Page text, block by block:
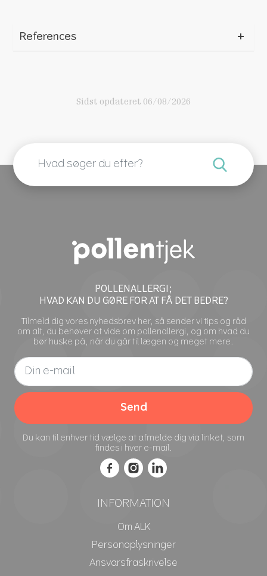
References
per/pollenallergi/vejret-og-pollen
allergi.dk/pollenservices/klimaforandringe
r/
om/allergi/pollenallergi/hvad-er-pollen/
4. Astma-allergi.dk, Længere og mer intens
https://www.astma-
intens-pollensaeson-i-danmark/
https://www.astma-allergi.dk/viden-
om/allergi/pollenallergi/typer-af-
pollen/birk/
6. Ritzau, Græspollen er nu i luften,
https://via.ritzau.dk/pressemeddelelse/13
573471/graespollen-er-nu-i-luften?
publisherId=2265088
https://www.allergiguiden.dk/da/allergity
per/pollenallergi/vejret-og-pollen
Sidst opdateret 06/08/2026
POLLENALLERGI;
HVAD KAN DU GØRE FOR AT FÅ DET BEDRE?
Tilmeld dig vores nyhedsbrev her, så sender vi tips og råd
om alt, du behøver at vide om pollenallergi, og om hvad du
bør huske på, når du går til lægen og meget mere.
Send
Du kan til enhver tid vælge at afmelde dig via linket, som
findes i hver e-mail.
INFORMATION
Om ALK
Personoplysninger
Ansvarsfraskrivelse